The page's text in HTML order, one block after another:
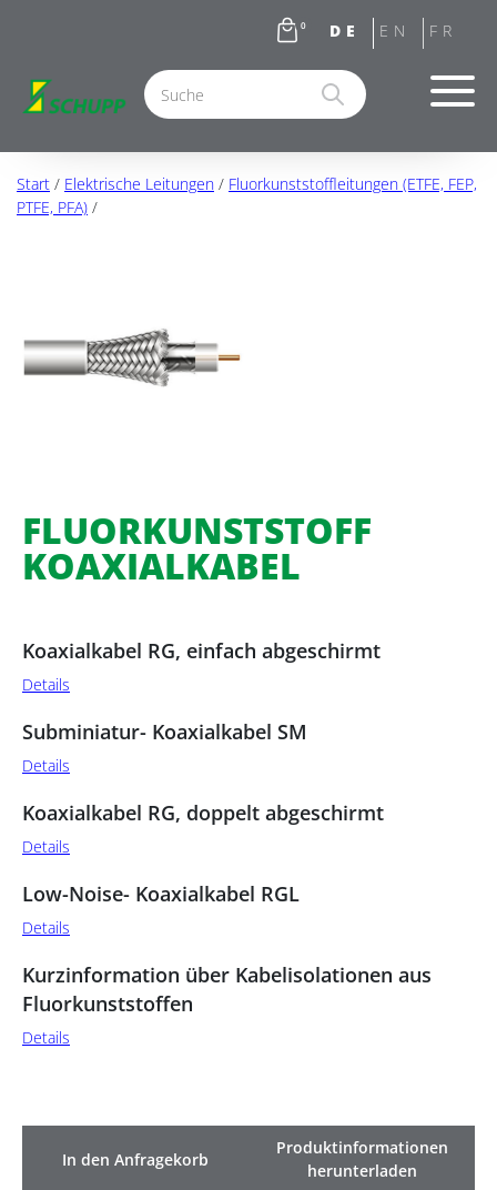
0
Start / Elektrische Leitungen / Fluorkunststoffleitungen (ETFE, FEP,
PTFE, PFA) /
FLUORKUNSTSTOFF
KOAXIALKABEL
Koaxialkabel RG, einfach abgeschirmt
Details
Subminiatur- Koaxialkabel SM
Details
Koaxialkabel RG, doppelt abgeschirmt
Details
Low-Noise- Koaxialkabel RGL
Details
Kurzinformation über Kabelisolationen aus
Fluorkunststoffen
Details
In den Anfragekorb
Produktinformationen
herunterladen